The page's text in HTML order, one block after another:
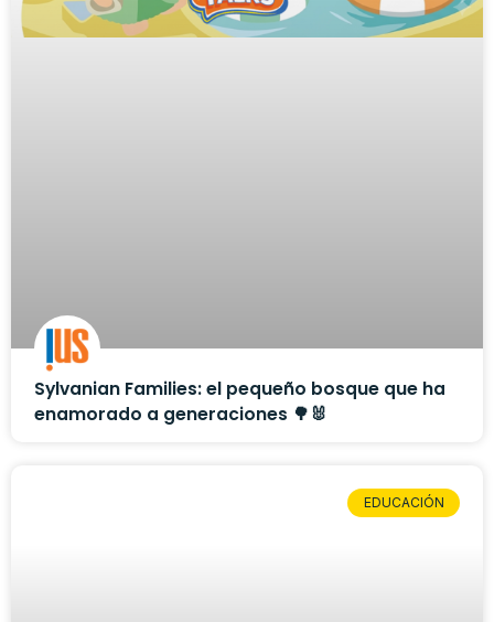
Sylvanian Families: el pequeño bosque que ha
enamorado a generaciones 🌳🐰
EDUCACIÓN